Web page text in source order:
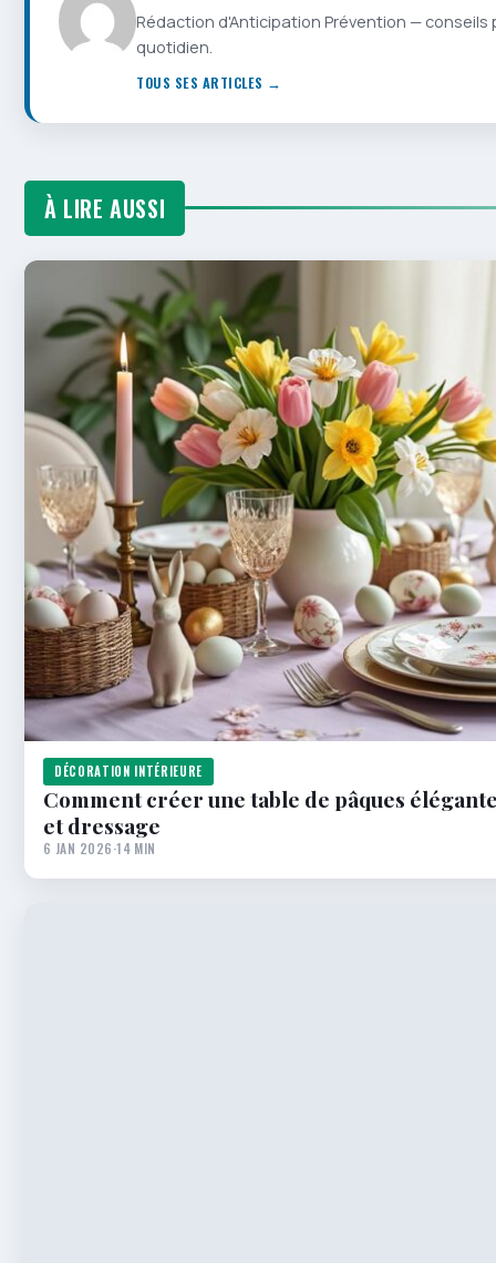
Rédaction d'Anticipation Prévention —
quotidien.
TOUS SES ARTICLES →
À LIRE AUSSI
DÉCORATION INTÉRIEURE
Comment créer une table de pâques
et dressage
6 JAN 2026·14 MIN